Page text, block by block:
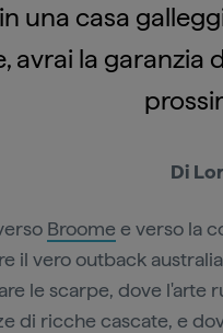
una casa
avrai la
Di
Broome e verso la
il vero outback
le scarpe, dove l'arte
di ricche cascate, e